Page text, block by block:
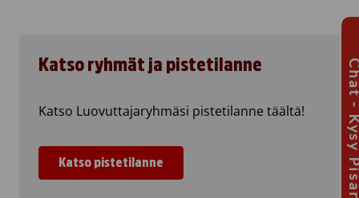
Katso ryhmät ja pistetilanne
Katso Luovuttajaryhmäsi pistetilanne täältä!
Katso pistetilanne Chat -